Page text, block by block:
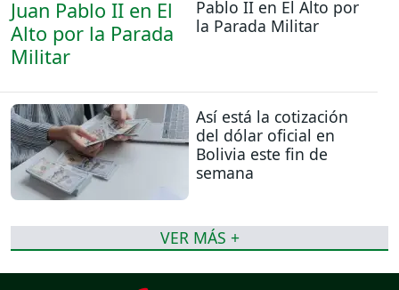
Pablo II en El Alto por
la Parada Militar
Así está la cotización
del dólar oficial en
Bolivia este fin de
semana
VER MÁS +